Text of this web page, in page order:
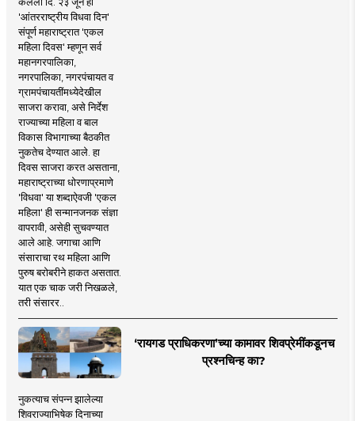
'आंतरराष्ट्रीय विधवा दिन'
संपूर्ण महाराष्ट्रात 'एकल
महिला दिवस' म्हणून सर्व
महानगरपालिका,
नगरपालिका, नगरपंचायत व
ग्रामपंचायतींमध्येदेखील
साजरा करावा, असे निर्देश
राज्याच्या महिला व बाल
विकास विभागाच्या बैठकीत
नुकतेच देण्यात आले. हा
दिवस साजरा करत असताना,
महाराष्ट्राच्या धोरणाप्रमाणे
'विधवा' या शब्दाऐवजी 'एकल
महिला' ही सन्मानजनक संज्ञा
वापरावी, असेही सुचवण्यात
आले आहे. जगाचा आणि
संसाराचा रथ महिला आणि
पुरुष बरोबरीने हाकत असतात.
यात एक चाक जरी निखळले,
तरी संसारर..
‘रायगड प्राधिकरणा’च्या कामावर शिवप्रेमींकडूनच
प्रश्नचिन्ह का?
नुकत्याच संपन्न झालेल्या
शिवराज्याभिषेक दिनाच्या